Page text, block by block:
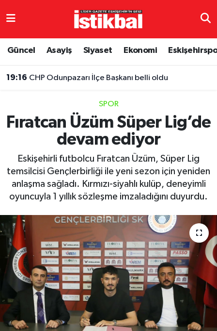
Güncel Asayiş Siyaset Ekonomi
19:16 CHP Odunpazarı İlçe Başkanı belli oldu
SPOR
Fıratcan Üzüm Süper Lig’de
devam ediyor
Eskişehirli futbolcu Fıratcan Üzüm, Süper Lig
temsilcisi Gençlerbirliği ile yeni sezon için yeniden
anlaşma sağladı. Kırmızı-siyahlı kulüp, deneyimli
oyuncuyla 1 yıllık sözleşme imzaladığını duyurdu.
Eskişehirspor
Eğitim
Ekonomi
Resmi ilanlar
Eskişehir Nöbetçi Eczaneler
Eskişehir Trafik Yoğunluk Haritası
TFF 3.Lig 4.Grup Puan Durumu ve Fikstür
Tüm Manşetler
Son Dakika Haberleri